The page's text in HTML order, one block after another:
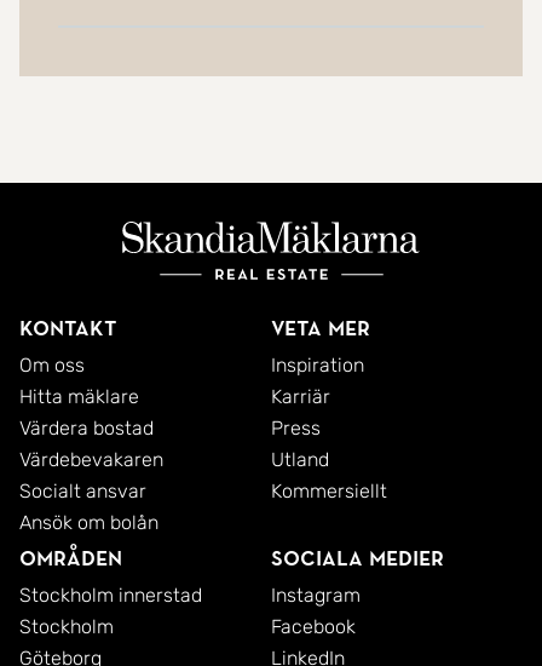
Kontakt
Om oss
Hitta mäklare
Värdera bostad
Värdebevakaren
Socialt ansvar
Ansök om bolån
Veta mer
Inspiration
Karriär
Press
Utland
Kommersiellt
Områden
Stockholm innerstad
Stockholm
Göteborg
Sociala medier
Instagram
Facebook
LinkedIn